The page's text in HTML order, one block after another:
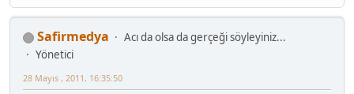
Safirmedya
Acı da olsa da gerçeği söyleyiniz...
Yönetici
28 Mayıs , 2011, 16:35:50